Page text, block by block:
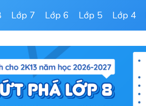
Lớp 7 Lớp 6 Lớp 5 Lớp 4